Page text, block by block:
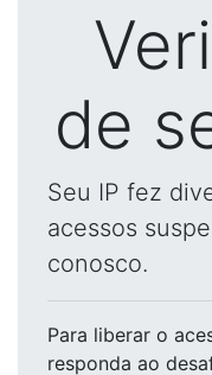
de
Seu IP fez
acessos
conosco.
Para liberar o
responda ao